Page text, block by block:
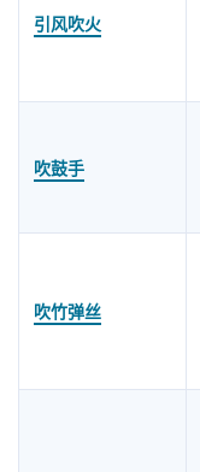
引风吹火
吹鼓手
吹竹弹丝